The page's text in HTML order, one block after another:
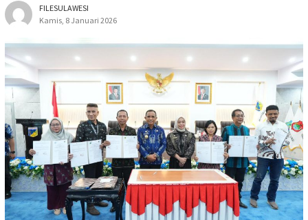
FILESULAWESI
Kamis, 8 Januari 2026